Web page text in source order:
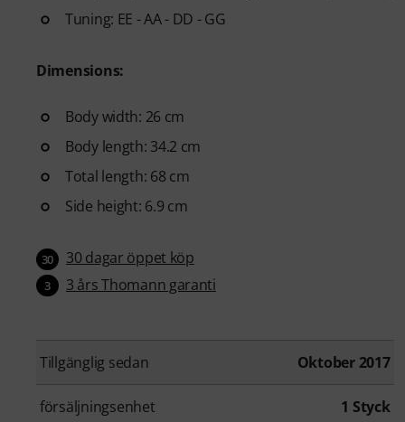
Tuning: EE - AA - DD - GG
Dimensions:
Body width: 26 cm
Body length: 34.2 cm
Total length: 68 cm
Side height: 6.9 cm
30 30 dagar öppet köp
3 3 års Thomann garanti
Tillgänglig sedan Oktober 2017
försäljningsenhet 1 Styck